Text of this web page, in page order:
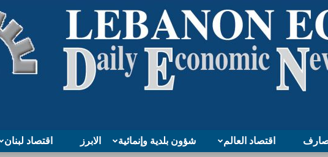
اقتصاد لبنان الابرز شؤون بلدية وإنمائية اقتصاد العالم